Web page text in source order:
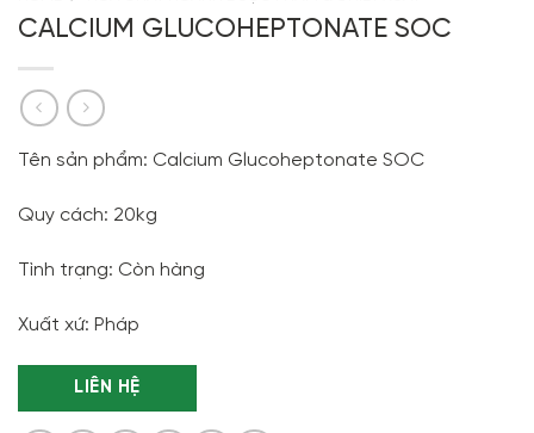
CALCIUM GLUCOHEPTONATE SOC
Tên sản phẩm: Calcium Glucoheptonate SOC
Quy cách: 20kg
Tình trạng: Còn hàng
Xuất xứ: Pháp
LIÊN HỆ